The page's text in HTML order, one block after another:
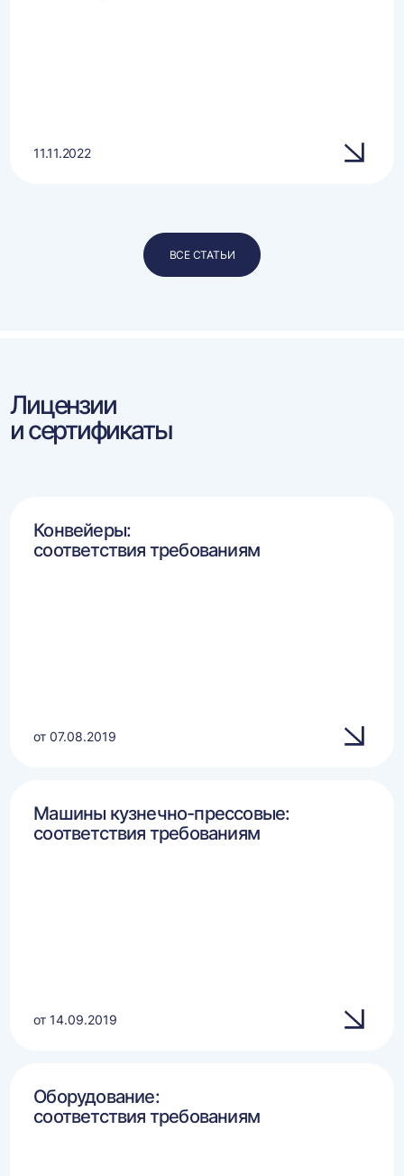
11.11.2022
ВСЕ СТАТЬИ
Лицензии
и сертификаты
Конвейеры:
соответствия требованиям
от 07.08.2019
Машины кузнечно-прессовые:
соответствия требованиям
от 14.09.2019
Оборудование:
соответствия требованиям